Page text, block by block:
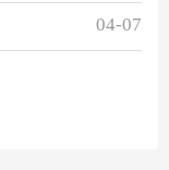
04-07